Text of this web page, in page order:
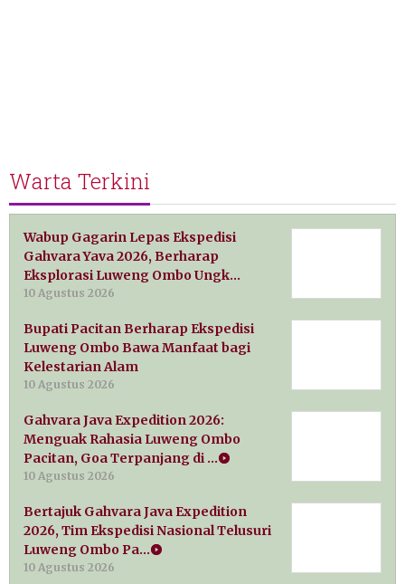
Warta Terkini
Wabup Gagarin Lepas Ekspedisi
Gahvara Yava 2026, Berharap
Eksplorasi Luweng Ombo Ungk…
10 Agustus 2026
Bupati Pacitan Berharap Ekspedisi
Luweng Ombo Bawa Manfaat bagi
Kelestarian Alam
10 Agustus 2026
Gahvara Java Expedition 2026:
Menguak Rahasia Luweng Ombo
Pacitan, Goa Terpanjang di …
10 Agustus 2026
Bertajuk Gahvara Java Expedition
2026, Tim Ekspedisi Nasional Telusuri
Luweng Ombo Pa…
10 Agustus 2026